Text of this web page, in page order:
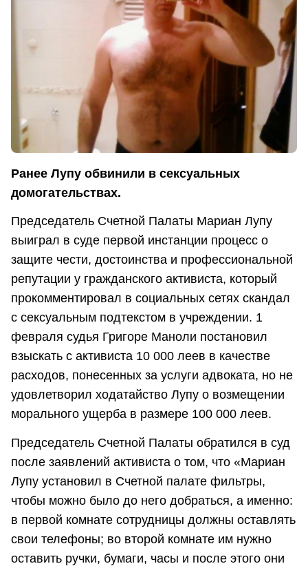
Ранее Лупу обвинили в сексуальных
домогательствах.
Председатель Счетной Палаты Мариан Лупу
выиграл в суде первой инстанции процесс о
защите чести, достоинства и профессиональной
репутации у гражданского активиста, который
прокомментировал в социальных сетях скандал
с сексуальным подтекстом в учреждении. 1
февраля судья Григоре Маноли постановил
взыскать с активиста 10 000 леев в качестве
расходов, понесенных за услуги адвоката, но не
удовлетворил ходатайство Лупу о возмещении
морального ущерба в размере 100 000 леев.
Председатель Счетной Палаты обратился в суд
после заявлений активиста о том, что «Мариан
Лупу установил в Счетной палате фильтры,
чтобы можно было до него добраться, а именно:
в первой комнате сотрудницы должны оставлять
свои телефоны; во второй комнате им нужно
оставить ручки, бумаги, часы и после этого они